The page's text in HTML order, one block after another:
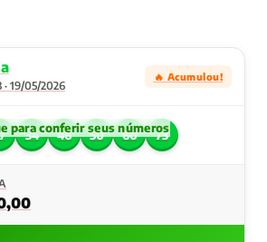
· 19/05/2026
🔥 Acumulou!
34 46 50 60 73